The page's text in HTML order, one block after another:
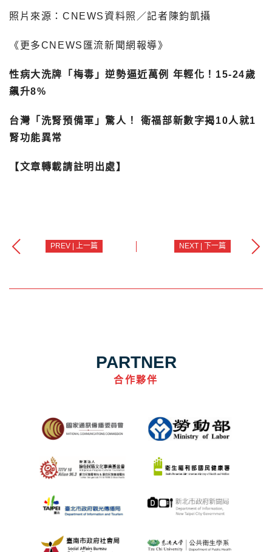
照片來源：CNEWS資料照／記者陳鈞凱攝
《更多CNEWS匯流新聞網報導》
性病大洗牌「梅毒」逆勢逼近萬例 年輕化！15-24歲
飆升8%
台灣「洗腎預備軍」驚人！ 衛福部新數字揭10人就1
腎功能異常
【文章轉載請註明出處】
PREV | 上一篇 NEXT | 下一篇
PARTNER
合作夥伴